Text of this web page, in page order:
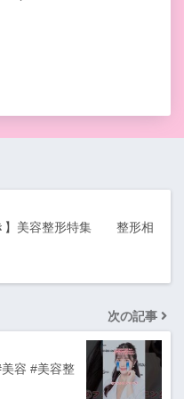
き】美容整形特集 整形相
次の記事
容 #美容整